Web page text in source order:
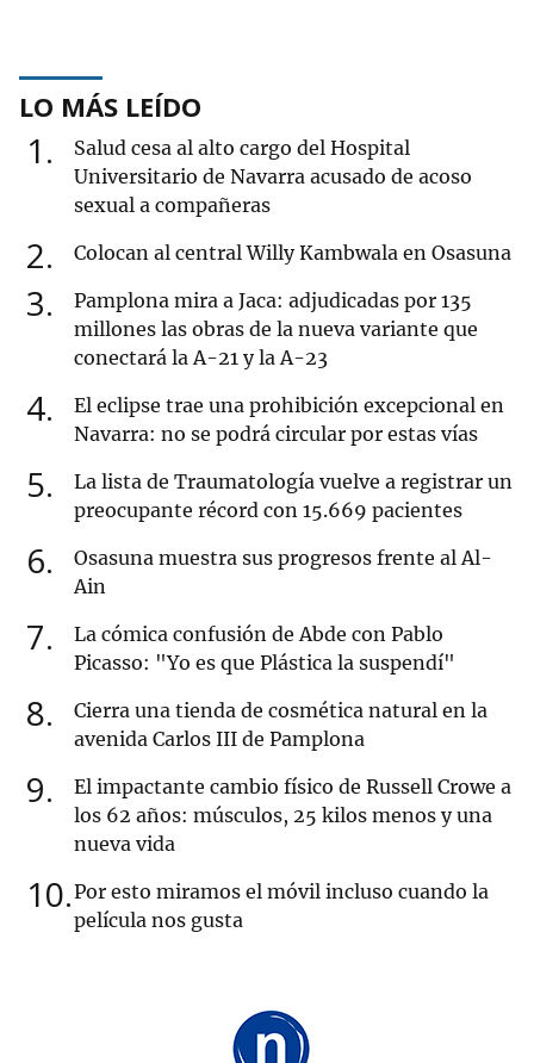
LO MÁS LEÍDO
1
Salud cesa al alto cargo del Hospital
Universitario de Navarra acusado de acoso
sexual a compañeras
2 Colocan al central Willy Kambwala en Osasuna
3
Pamplona mira a Jaca: adjudicadas por 135
millones las obras de la nueva variante que
conectará la A-21 y la A-23
4
El eclipse trae una prohibición excepcional en
Navarra: no se podrá circular por estas vías
5
La lista de Traumatología vuelve a registrar un
preocupante récord con 15.669 pacientes
6
Osasuna muestra sus progresos frente al Al-
Ain
7
La cómica confusión de Abde con Pablo
Picasso: "Yo es que Plástica la suspendí"
8
Cierra una tienda de cosmética natural en la
avenida Carlos III de Pamplona
9
El impactante cambio físico de Russell Crowe a
los 62 años: músculos, 25 kilos menos y una
nueva vida
10 Por esto miramos el móvil incluso cuando la
película nos gusta